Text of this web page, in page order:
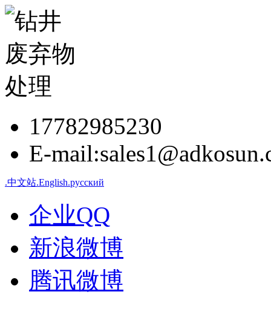
17782985230
E-
.中文站.English.русский
企业QQ
新浪微博
腾讯微博